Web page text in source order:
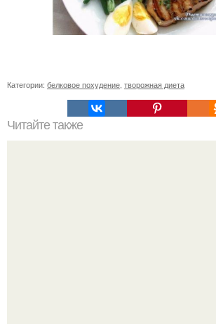
Категории: белковое похудение, творожная диета
Читайте также